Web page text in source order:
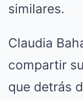
similares.
Claudia
compartir
que detrás